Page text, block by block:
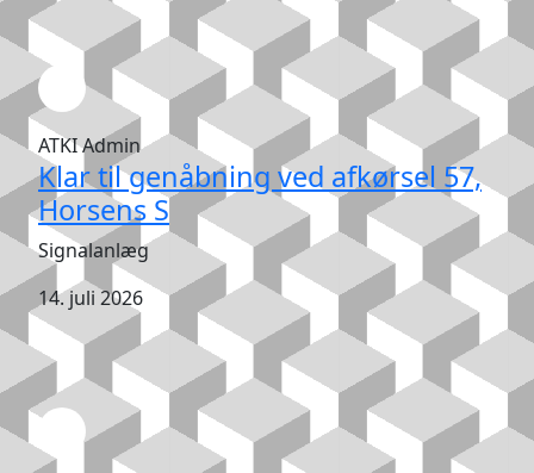
ATKI Admin
Klar til genåbning ved afkørsel 57,
Horsens S
Signalanlæg
14. juli 2026